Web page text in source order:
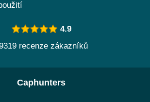
4.9
recenze zákazníků
Caphunters